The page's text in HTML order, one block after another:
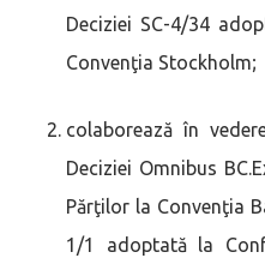
Deciziei SC-4/34
Convenţia Stockholm;
colaborează în
Deciziei Omnibus
Părţilor la Convenţia
1/1 adoptată la